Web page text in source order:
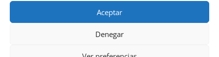
Aceptar
Denegar